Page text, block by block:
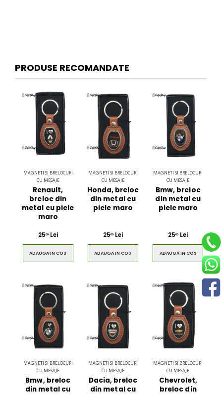
PRODUSE RECOMANDATE
MAGNETI SI BRELOCURI
CU MESAJE
Renault,
breloc din
metal cu piele
maro
2500Lei
ADAUGA IN COS
MAGNETI SI BRELOCURI
CU MESAJE
Honda, breloc
din metal cu
piele maro
2500Lei
ADAUGA IN COS
MAGNETI SI BRELOCURI
CU MESAJE
Bmw, breloc
din metal cu
piele maro
2500 Lei
ADAUGA IN COS
MAGNETI SI BRELOCURI
CU MESAJE
Bmw, breloc
din metal cu
MAGNETI SI BRELOCURI
CU MESAJE
Dacia, breloc
din metal cu
MAGNETI SI BRELOCURI
CU MESAJE
Chevrolet,
breloc din